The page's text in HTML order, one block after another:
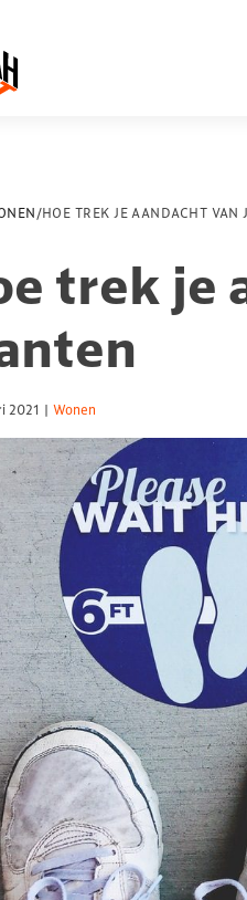
/HOE TREK JE AANDACHT VAN
trek je
2021 | Wonen